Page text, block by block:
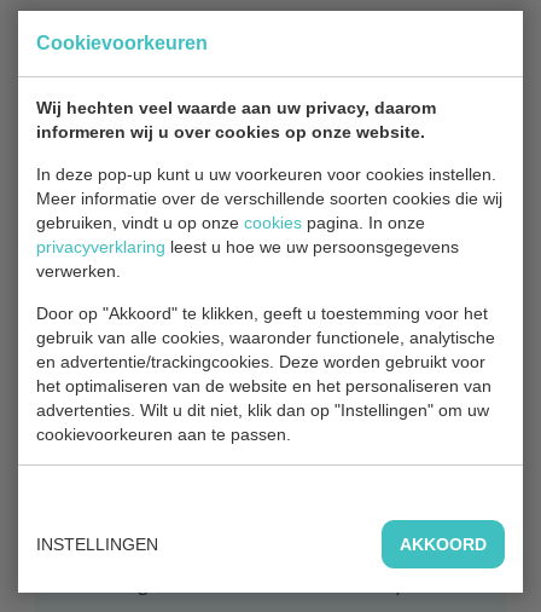
Cookievoorkeuren
Wij hechten veel waarde aan uw privacy, daarom
informeren wij u over cookies op onze website.
In deze pop-up kunt u uw voorkeuren voor cookies instellen.
Meer informatie over de verschillende soorten cookies die wij
gebruiken, vindt u op onze cookies pagina. In onze
privacyverklaring leest u hoe we uw persoonsgegevens
verwerken.
Door op "Akkoord" te klikken, geeft u toestemming voor het
gebruik van alle cookies, waaronder functionele, analytische
en advertentie/trackingcookies. Deze worden gebruikt voor
het optimaliseren van de website en het personaliseren van
advertenties. Wilt u dit niet, klik dan op "Instellingen" om uw
cookievoorkeuren aan te passen.
INSTELLINGEN AKKOORD
Contact
Bezoekadres
Park Hitland
Blaardorpseweg 1
2911 BC Nieuwerkerk aan den IJssel
Bestuur